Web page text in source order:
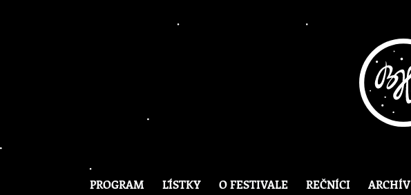
PROGRAM LÍSTKY O FESTIVALE REČNÍCI ARCHÍV